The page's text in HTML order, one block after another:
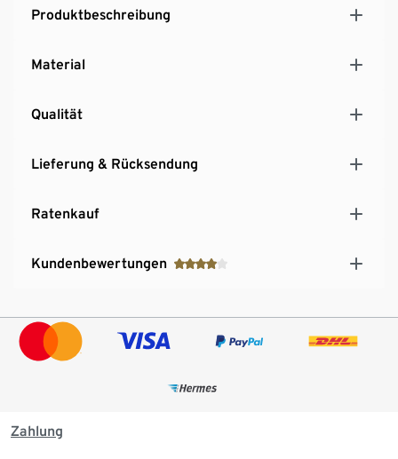
Produktbeschreibung
Material
Qualität
Lieferung & Rücksendung
Ratenkauf
Kundenbewertungen
Zahlung